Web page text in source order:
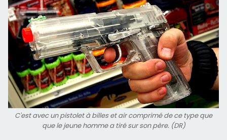
C'est avec un pistolet à billes et air comprimé de ce type que
que le jeune homme a tiré sur son père. (DR)